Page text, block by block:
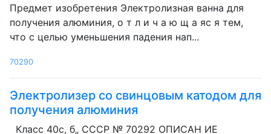
Предмет изобретения Электролизная ванна для
получения алюминия, о т л и ч а ю щ а яс я тем,
что с целью уменьшения падения нап...
70290
Электролизер со свинцовым катодом для
получения алюминия
Класс 40с, б„ СССР № 70292 ОПИСАН ИЕ